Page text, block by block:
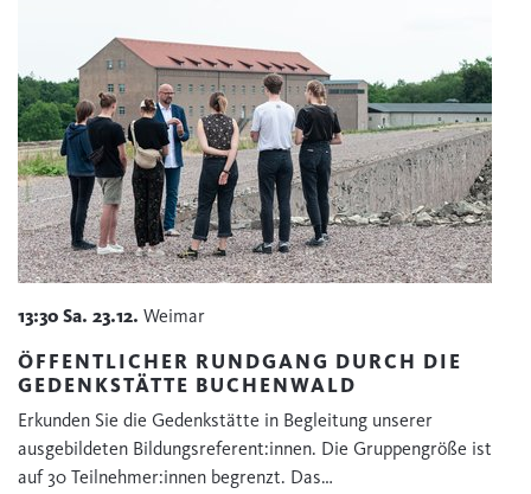
13:30 Sa. 23.12. Weimar
ÖFFENTLICHER RUNDGANG DURCH DIE
GEDENKSTÄTTE BUCHENWALD
Erkunden Sie die Gedenkstätte in Begleitung unserer
ausgebildeten Bildungsreferent:innen. Die Gruppengröße ist
auf 30 Teilnehmer:innen begrenzt. Das…